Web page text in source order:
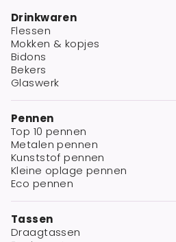
Drinkwaren
Flessen
Mokken & kopjes
Bidons
Bekers
Glaswerk
Pennen
Top 10 pennen
Metalen pennen
Kunststof pennen
Kleine oplage pennen
Eco pennen
Tassen
Draagtassen